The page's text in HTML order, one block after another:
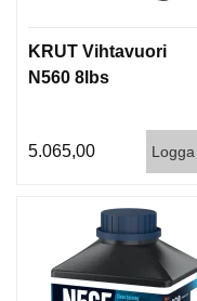
KRUT Vihtavuori
N560 8lbs
5.065,00